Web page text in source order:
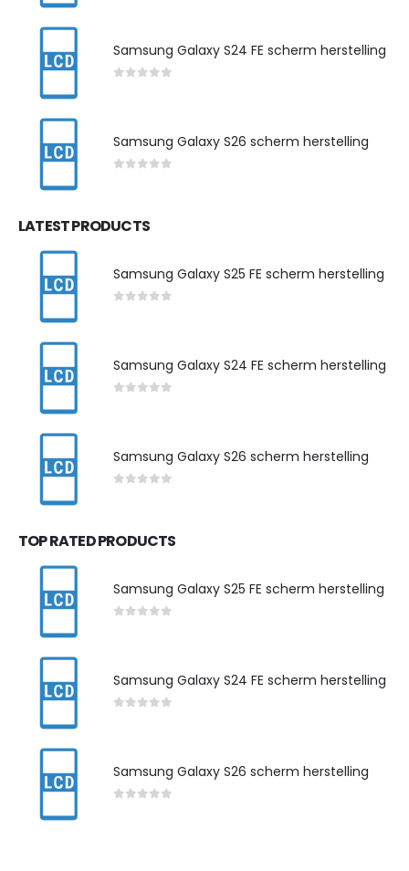
Samsung Galaxy S24 FE scherm herstelling
Samsung Galaxy S26 scherm herstelling
LATEST PRODUCTS
Samsung Galaxy S25 FE scherm herstelling
Samsung Galaxy S24 FE scherm herstelling
Samsung Galaxy S26 scherm herstelling
TOP RATED PRODUCTS
Samsung Galaxy S25 FE scherm herstelling
Samsung Galaxy S24 FE scherm herstelling
Samsung Galaxy S26 scherm herstelling